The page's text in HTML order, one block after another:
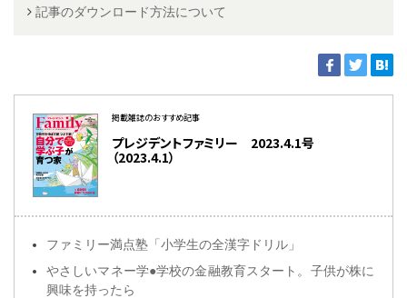
記事のダウンロード方法について
掲載雑誌のおすすめ記事
プレジデントファミリー 2023.4.1号
（2023.4.1）
ファミリー満点塾「小学生の全漢字ドリル」
やさしいマネー学●学校の金融教育スタート。子供が株に
興味を持ったら